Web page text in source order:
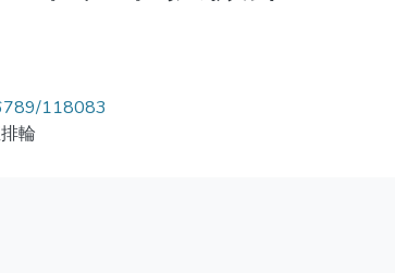
118083
輪